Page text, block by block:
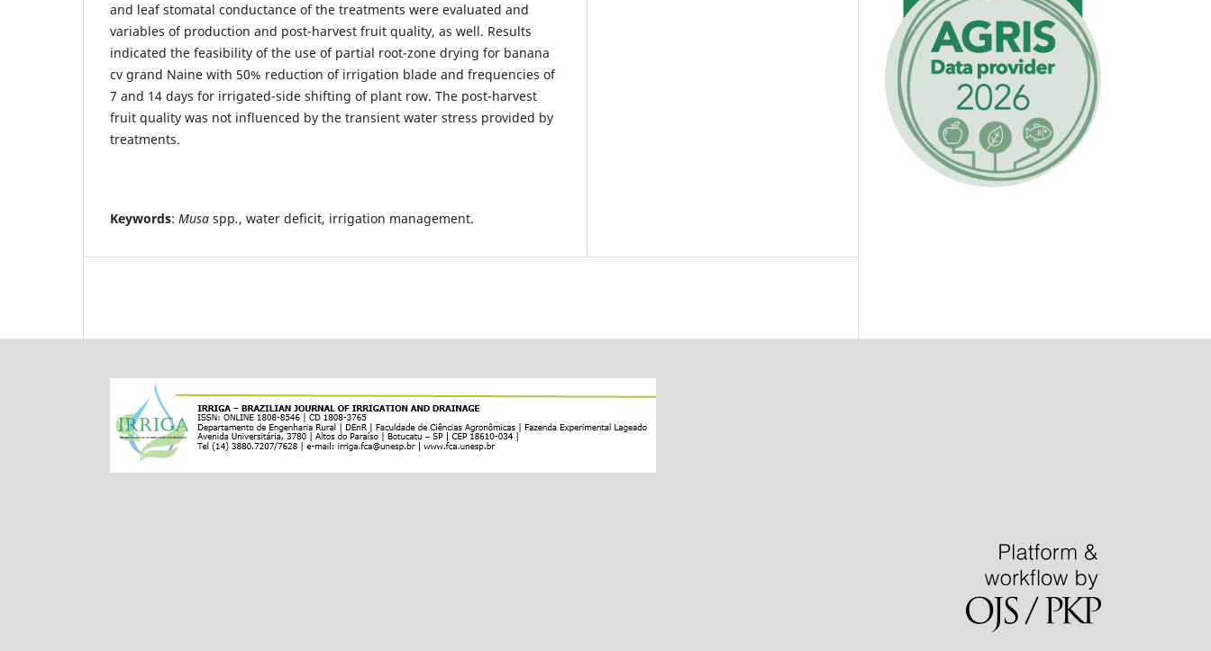
and leaf stomatal conductance of the treatments were evaluated and
variables of production and post-harvest fruit quality, as well. Results
indicated the feasibility of the use of partial root-zone drying for banana
cv grand Naine with 50% reduction of irrigation blade and frequencies of
7 and 14 days for irrigated-side shifting of plant row. The post-harvest
fruit quality was not influenced by the transient water stress provided by
treatments.
Keywords: Musa spp., water deficit, irrigation management.